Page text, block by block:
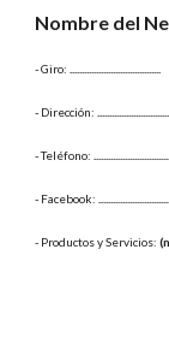
Nombre del
- Giro:
- Dirección:
- Teléfono:
- Facebook:
- Productos y Servicios: